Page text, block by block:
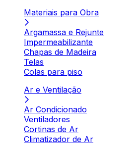
Materiais para Obra
Argamassa e Rejunte
Impermeabilizante
Chapas de Madeira
Telas
Colas para piso
Ar e Ventilação
Ar Condicionado
Ventiladores
Cortinas de Ar
Climatizador de Ar